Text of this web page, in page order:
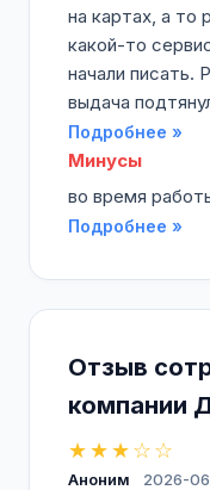
на картах, а то
какой-то
начали писать.
выдача
Подробнее »
Минусы
во время
Подробнее »
Отзыв
компании
★★★☆☆
Аноним
2026-